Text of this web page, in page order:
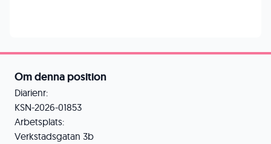
Om denna position
Diarienr:
KSN-2026-01853
Arbetsplats:
Verkstadsgatan 3b